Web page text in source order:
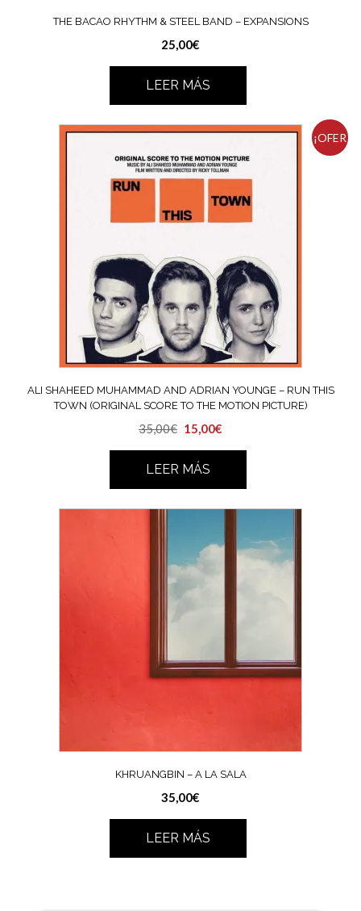
THE BACAO RHYTHM & STEEL BAND – EXPANSIONS
25,00€
LEER MÁS
¡OFER
ALI SHAHEED MUHAMMAD AND ADRIAN YOUNGE – RUN THIS
TOWN (ORIGINAL SCORE TO THE MOTION PICTURE)
35,00€ El
original
15,00€
LEER MÁS
KHRUANGBIN – A LA SALA
35,00€
LEER MÁS